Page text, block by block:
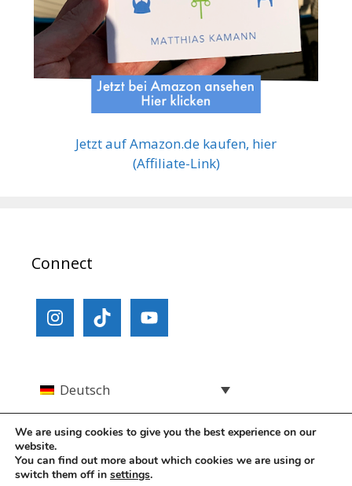
Jetzt auf Amazon.de kaufen, hier
(Affiliate-Link)
Connect
Deutsch
We are using cookies to give you the best experience on our
website.
You can find out more about which cookies we are using or
switch them off in settings.